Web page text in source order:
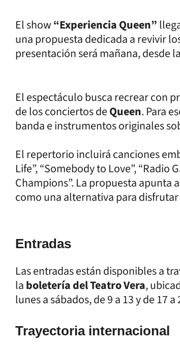
El show“Experiencia Queen”
una propuesta dedicada a revivir
presentación será mañana, desde
El espectáculo busca recrear con
de los conciertos deQueen. Para
banda e instrumentos originales
El repertorio incluirá canciones
Life”, “Somebody to Love”, “Radio
Champions”. La propuesta apunta
como una alternativa para
Entradas
Las entradas están disponibles a
laboletería del Teatro Vera,
lunes a sábados, de 9 a 13 y de 17 a
Trayectoria internacional